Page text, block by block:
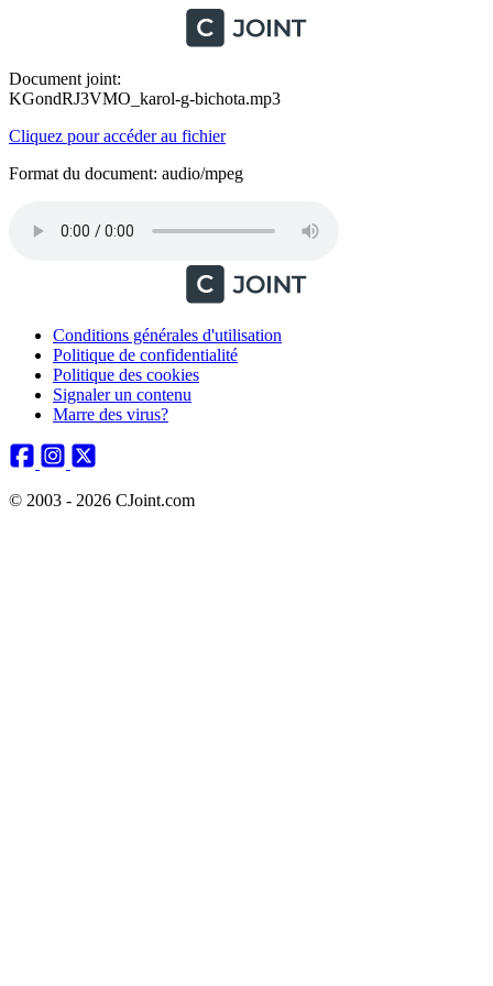
Document joint:
KGondRJ3VMO_karol-g-bichota.mp3
Cliquez pour accéder au fichier
Format du document: audio/mpeg
Conditions générales d'utilisation
Politique de confidentialité
Politique des cookies
Signaler un contenu
Marre des virus?
© 2003 - 2026 CJoint.com